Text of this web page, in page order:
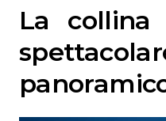
La collina